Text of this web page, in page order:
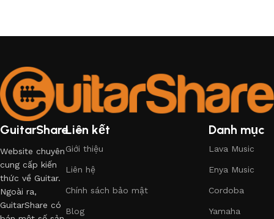
GuitarShare
Website chuyên
cung cấp kiến
thức về Guitar.
Ngoài ra,
GuitarShare có
Liên kết
Giới thiệu
Liên hệ
Chính sách bảo mật
Blog
Danh mục
Lava Music
Enya Music
Cordoba
Yamaha